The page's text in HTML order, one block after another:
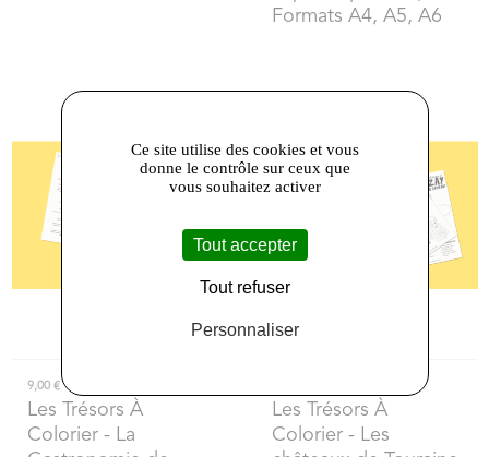
Formats A4, A5, A6
9,00 €
Les Trésors À
Colorier- La
Les Trésors À
Colorier- Les
Ce site utilise des cookies et vous
donne le contrôle sur ceux que
vous souhaitez activer
Tout accepter
Tout refuser
Personnaliser